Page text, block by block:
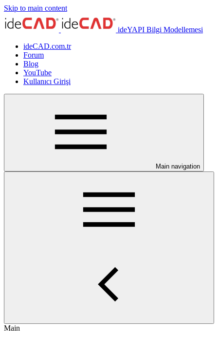
Skip to main content
ideYAPI Bilgi Modellemesi
ideCAD.com.tr
Forum
Blog
YouTube
Kullanıcı Girişi
Main navigation
Main